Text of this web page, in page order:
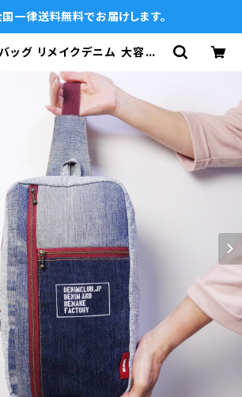
一律送料無料でお届けします。
ッグ リメイクデニム 大容量 |